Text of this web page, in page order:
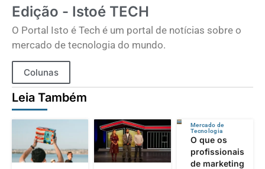
Edição - Istoé TECH
O Portal Isto é Tech é um portal de notícias sobre o
mercado de tecnologia do mundo.
Colunas
Leia Também
Mercado de
Tecnologia
O que os
profissionais
de marketing